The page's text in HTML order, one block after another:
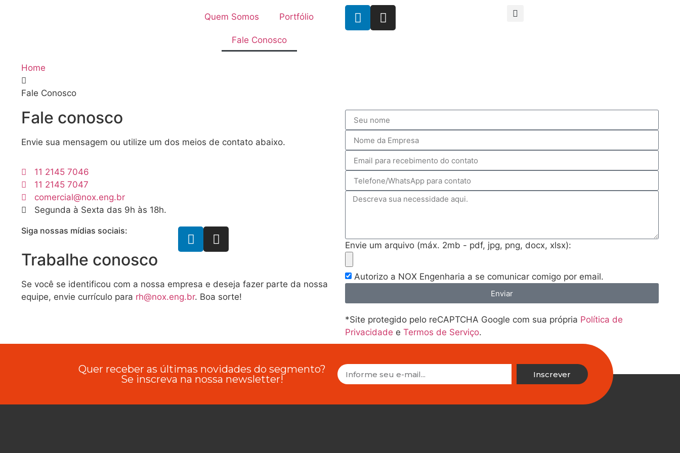
Quem Somos Portfólio
Fale Conosco
Home
Fale Conosco
Fale conosco
Envie sua mensagem ou utilize um dos meios de contato abaixo.
11 2145 7046
11 2145 7047
comercial@nox.eng.br
Segunda à Sexta das 9h às 18h.
Siga nossas mídias sociais:
Trabalhe conosco
Se você se identificou com a nossa empresa e deseja fazer parte da nossa
equipe, envie currículo para rh@nox.eng.br. Boa sorte!
Envie um arquivo (máx. 2mb - pdf, jpg, png, docx, xlsx):
Autorizo a NOX Engenharia a se comunicar comigo por email.
Enviar
*Site protegido pelo reCAPTCHA Google com sua própria Política de
Privacidade e Termos de Serviço.
Quer receber as últimas novidades do segmento?
Se inscreva na nossa newsletter!
Inscrever